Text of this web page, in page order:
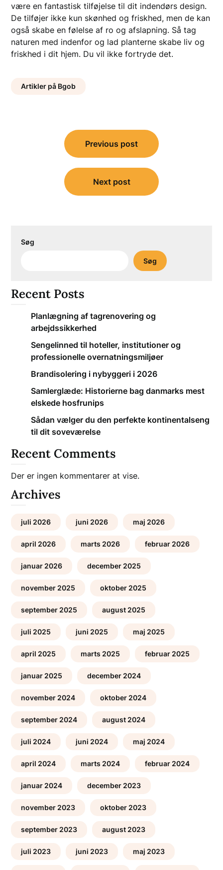
være en fantastisk tilføjelse til dit indendørs design.
De tilføjer ikke kun skønhed og friskhed, men de kan
også skabe en følelse af ro og afslapning. Så tag
naturen med indenfor og lad planterne skabe liv og
friskhed i dit hjem. Du vil ikke fortryde det.
Artikler på Bgob
Indlægsnavigation
Previous post
Next post
Søg
Søg
Recent Posts
Planlægning af tagrenovering og
arbejdssikkerhed
Sengelinned til hoteller, institutioner og
professionelle overnatningsmiljøer
Brandisolering i nybyggeri i 2026
Samlerglæde: Historierne bag danmarks mest
elskede hosfrunips
Sådan vælger du den perfekte kontinentalseng
til dit soveværelse
Recent Comments
Der er ingen kommentarer at vise.
Archives
juli 2026 juni 2026 maj 2026
april 2026 marts 2026 februar 2026
januar 2026 december 2025
november 2025 oktober 2025
september 2025 august 2025
juli 2025 juni 2025 maj 2025
april 2025 marts 2025 februar 2025
januar 2025 december 2024
november 2024 oktober 2024
september 2024 august 2024
juli 2024 juni 2024 maj 2024
april 2024 marts 2024 februar 2024
januar 2024 december 2023
november 2023 oktober 2023
september 2023 august 2023
juli 2023 juni 2023 maj 2023